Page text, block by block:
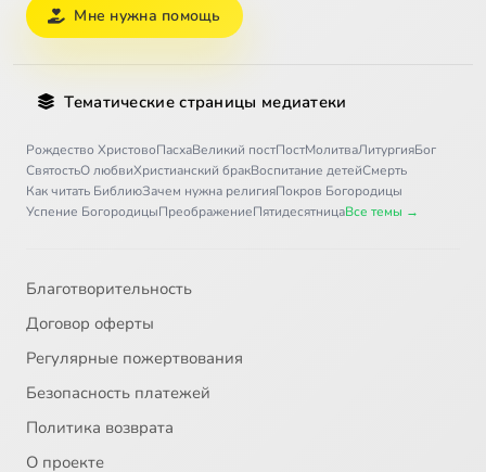
Мне нужна помощь
Тематические страницы медиатеки
Рождество ХристовоПасхаВеликий постПостМолитваЛитургияБог
СвятостьО любвиХристианский бракВоспитание детейСмерть
Как читать БиблиюЗачем нужна религияПокров Богородицы
Успение БогородицыПреображениеПятидесятницаВсе темы →
Благотворительность
Договор оферты
Регулярные пожертвования
Безопасность платежей
Политика возврата
О проекте